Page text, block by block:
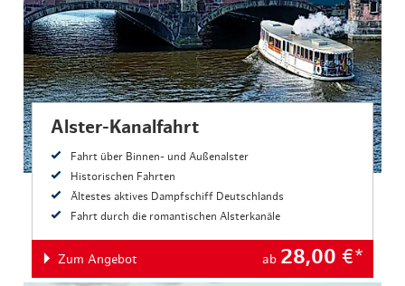
Alster-Kanalfahrt
Fahrt über Binnen- und Außenalster
Historischen Fahrten
Ältestes aktives Dampfschiff Deutschlands
Fahrt durch die romantischen Alsterkanäle
Zum Angebot ab 28,00 €*